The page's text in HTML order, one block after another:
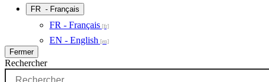
FR - Français
FR - Français
EN - English
Fermer
Rechercher